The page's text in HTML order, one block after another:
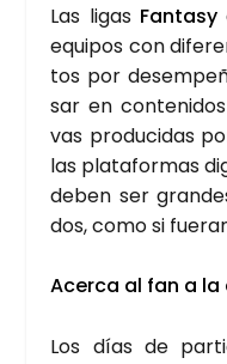
Las ligas Fan­tasy
equi­pos con
tos por
sar en
vas pro­du­ci­das
las pla­ta­for­mas
deben ser
dos, como si
Acer­ca al fan a la
Los días de